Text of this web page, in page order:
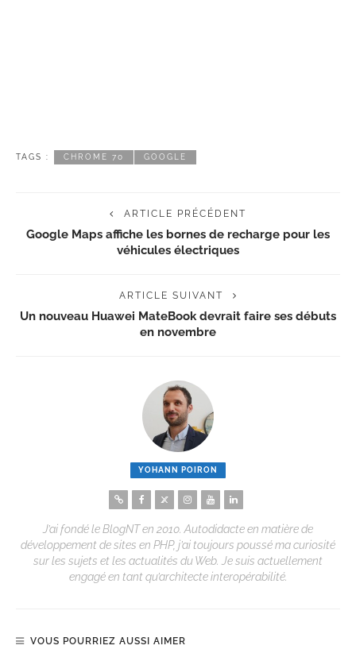
TAGS : CHROME 70 GOOGLE
ARTICLE PRÉCÉDENT
Google Maps affiche les bornes de recharge pour les
véhicules électriques
ARTICLE SUIVANT
Un nouveau Huawei MateBook devrait faire ses débuts
en novembre
YOHANN POIRON
J’ai fondé le BlogNT en 2010. Autodidacte en matière de
développement de sites en PHP, j’ai toujours poussé ma curiosité
sur les sujets et les actualités du Web. Je suis actuellement
engagé en tant qu’architecte interopérabilité.
VOUS POURRIEZ AUSSI AIMER